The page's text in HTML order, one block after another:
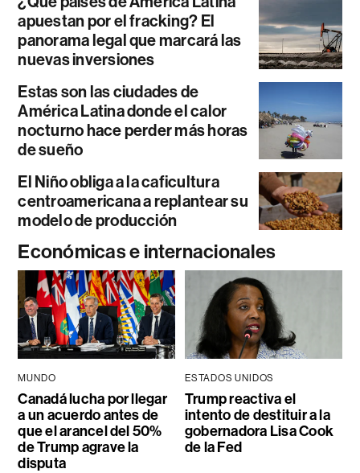
apuestan por el fracking? El
panorama legal que marcará las
nuevas inversiones
Estas son las ciudades de
América Latina donde el calor
nocturno hace perder más horas
de sueño
El Niño obliga a la caficultura
centroamericana a replantear su
modelo de producción
Económicas e internacionales
MUNDO
Canadá lucha por llegar
a un acuerdo antes de
que el arancel del 50%
de Trump agrave la
disputa
ESTADOS UNIDOS
Trump reactiva el
intento de destituir a la
gobernadora Lisa Cook
de la Fed